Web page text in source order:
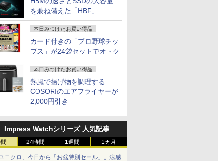
を兼ね備えた「HBF」
本日みつけたお買い得品
カード付きの「プロ野球チッ
プス」が24袋セットでオトク
本日みつけたお買い得品
熱風で揚げ物を調理する
COSORIのエアフライヤーが
2,000円引き
Impress Watchシリーズ 人気記事
24時間 1週間 1カ月
ニクロ、今日から「お盆特別セール」。涼感